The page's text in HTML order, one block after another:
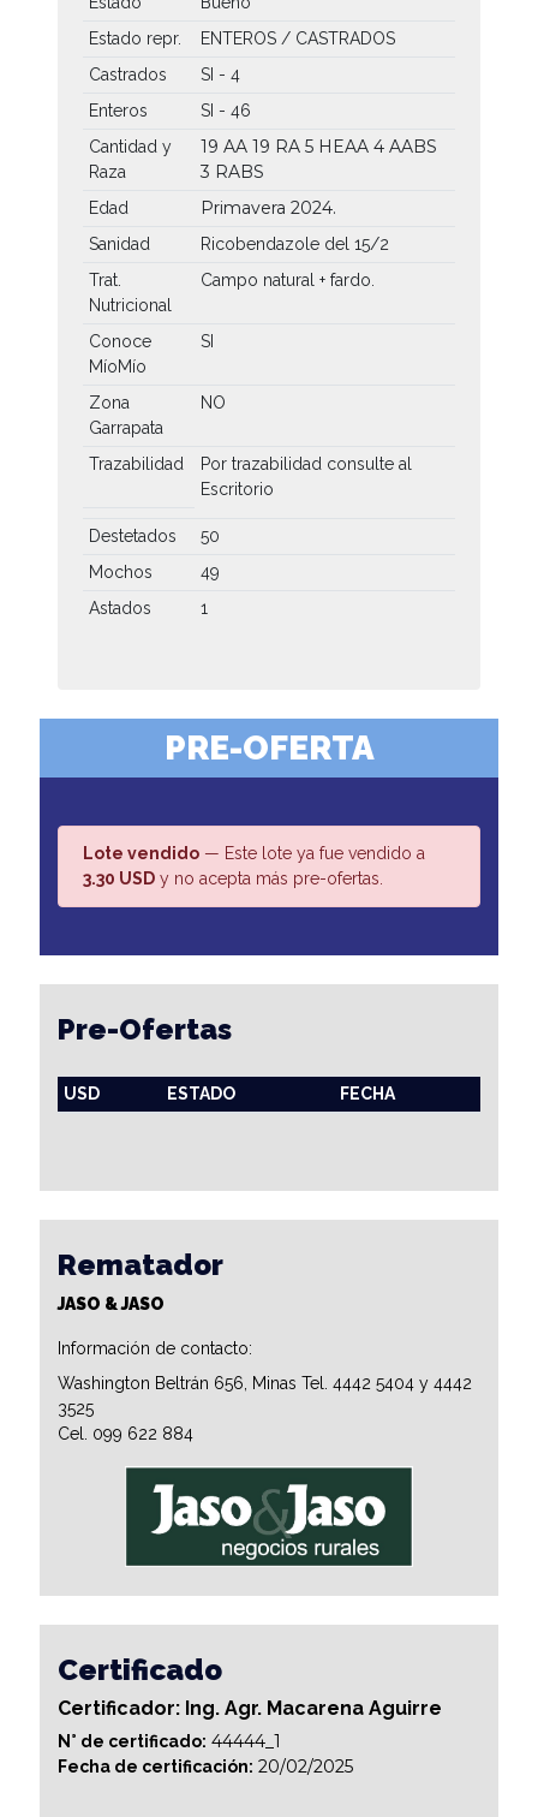
Estado repr.
ENTEROS / CASTRADOS
Castrados
SI - 4
Enteros
SI - 46
Cantidad y
Raza
19 AA 19 RA 5 HEAA 4 AABS
3 RABS
Edad Primavera 2024.
Sanidad
Ricobendazole del 15/2
Trat.
Nutricional
Campo natural + fardo.
Conoce
MíoMío
SI
Zona
Garrapata
NO
Trazabilidad
Por trazabilidad consulte al
Escritorio
Destetados
50
Mochos
49
Astados
1
PRE-OFERTA
Lote vendido — Este lote ya fue vendido a
3.30 USD y no acepta más pre-ofertas.
Pre-Ofertas
USD ESTADO FECHA
Rematador
JASO & JASO
Información de contacto:
Washington Beltrán 656, Minas Tel. 4442 5404 y 4442
3525
Cel. 099 622 884
Certificado
Certificador: Ing. Agr. Macarena Aguirre
N° de certificado: 44444_1
Fecha de certificación: 20/02/2025